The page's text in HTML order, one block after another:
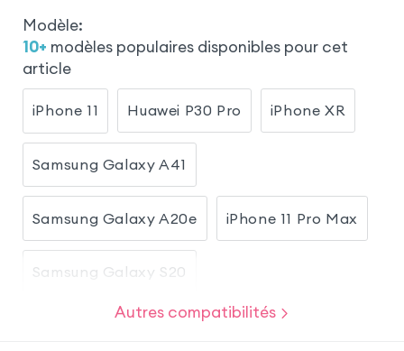
Modèle:
10+ modèles populaires disponibles pour cet
article
iPhone 11 Huawei P30 Pro iPhone XR
Samsung Galaxy A41
Samsung Galaxy A20e iPhone 11 Pro Max
Samsung Galaxy S20
Autres compatibilités